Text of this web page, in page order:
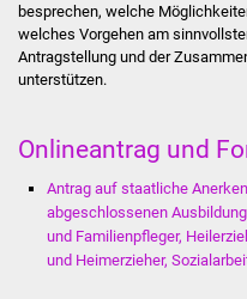
besprechen, welche
welches Vorgehen am
Antragstellung und der
unterstützen.
Onlineantrag und
Antrag auf staatliche
abgeschlossenen
und Familienpfleger,
und Heimerzieher,